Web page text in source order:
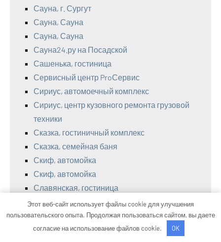
Сауна, г. Сургут
Сауна, Сауна
Сауна, Сауна
Сауна24.ру на Посадской
Сашенька, гостиница
Сервисный центр ProСервис
Сириус, автомоечный комплекс
Сириус, центр кузовного ремонта грузовой
техники
Сказка, гостиничный комплекс
Сказка, семейная баня
Скиф, автомойка
Скиф, автомойка
Славянская, гостиница
Служба эвакуации автомобилей, Служба
эвакуации автомобилей
Служба эвакуации, Служба эвакуации
Этот веб-сайт использует файлы cookie для улучшения
пользовательского опыта. Продолжая пользоваться сайтом, вы даете
согласие на использование файлов cookie.
OK